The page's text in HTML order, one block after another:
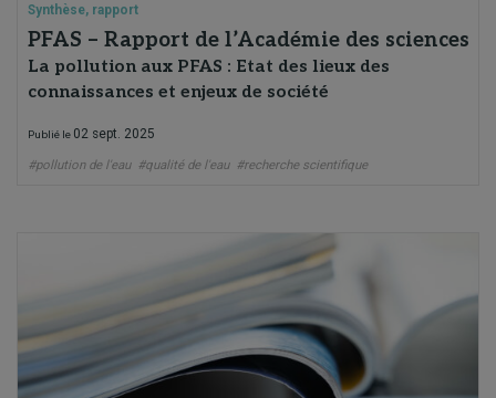
Synthèse, rapport
PFAS – Rapport de l’Académie des sciences
La pollution aux PFAS : Etat des lieux des
connaissances et enjeux de société
Publié le 02 sept. 2025
#pollution de l'eau #qualité de l'eau #recherche scientifique